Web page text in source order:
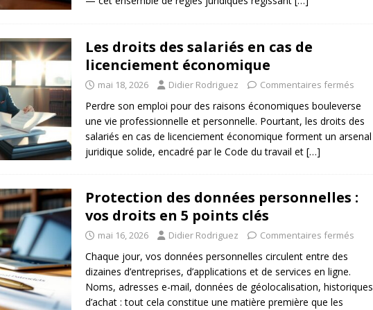
Les droits des salariés en cas de
licenciement économique
mai 18, 2026 Didier Rodriguez Commentaires fermés
Perdre son emploi pour des raisons économiques bouleverse
une vie professionnelle et personnelle. Pourtant, les droits des
salariés en cas de licenciement économique forment un arsenal
juridique solide, encadré par le Code du travail et […]
Protection des données personnelles :
vos droits en 5 points clés
mai 16, 2026 Didier Rodriguez Commentaires fermés
Chaque jour, vos données personnelles circulent entre des
dizaines d’entreprises, d’applications et de services en ligne.
Noms, adresses e-mail, données de géolocalisation, historiques
d’achat : tout cela constitue une matière première que les